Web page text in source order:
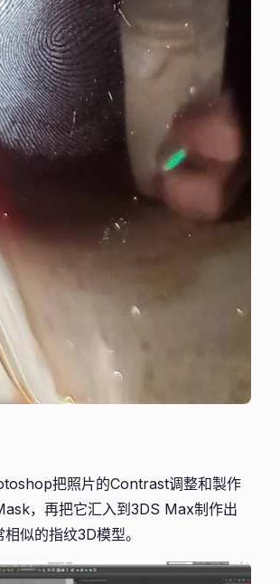
把照片的Contrast调整和製作
，再把它汇入到3DS Max制作出
似的指纹3D模型。